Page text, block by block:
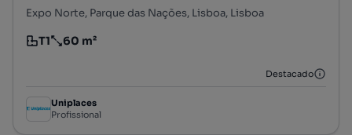
Expo Norte, Parque das Nações, Lisboa, Lisboa
Tipologia
T1
Preço por metro quadrado
60 m²
Destacado
Uniplaces
Profissional